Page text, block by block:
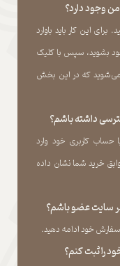
وجود دارد؟
این کار باید باوارد
بشوید، سپس با کلیک
که در این بخش
داشته باشم؟
حساب کاربری خود وارد
خرید شما نشان داده
در سایت عضو باشم؟
خود ادامه دهید.​​​​​​​
را ثبت کنم؟